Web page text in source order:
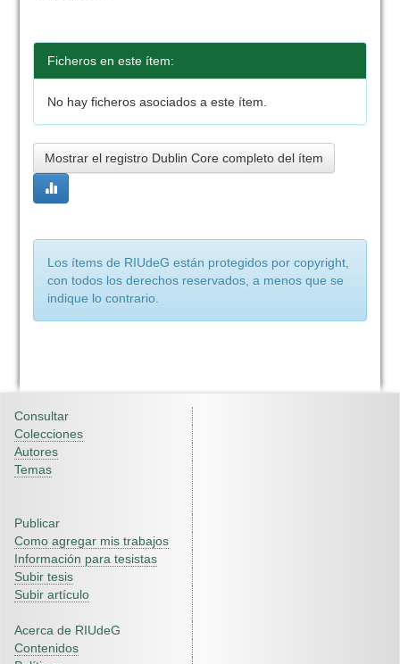
Ficheros en este ítem:
No hay ficheros asociados a este ítem.
Mostrar el registro Dublin Core completo del ítem
Los ítems de RIUdeG están protegidos por copyright,
con todos los derechos reservados, a menos que se
indique lo contrario.
Consultar
Colecciones
Autores
Temas
Publicar
Como agregar mis trabajos
Información para tesistas
Subir tesis
Subir artículo
Acerca de RIUdeG
Contenidos